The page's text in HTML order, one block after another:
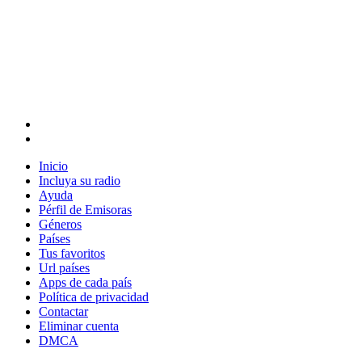
Inicio
Incluya su radio
Ayuda
Pérfil de Emisoras
Géneros
Países
Tus favoritos
Url países
Apps de cada país
Política de privacidad
Contactar
Eliminar cuenta
DMCA